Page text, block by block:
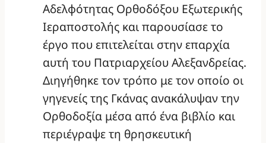
Αδελφότητας Ορθοδόξου Εξωτερικής
Ιεραποστολής και παρουσίασε το
έργο που επιτελείται στην επαρχία
αυτή του Πατριαρχείου Αλεξανδρείας.
Διηγήθηκε τον τρόπο με τον οποίο οι
γηγενείς της Γκάνας ανακάλυψαν την
Ορθοδοξία μέσα από ένα βιβλίο και
περιέγραψε τη θρησκευτική